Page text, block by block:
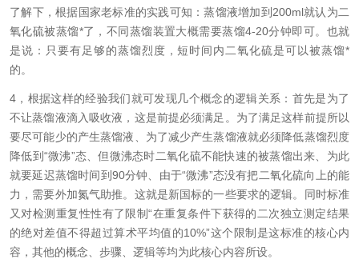
了解下，根据国家老标准的实践可知：蒸馏液增加到 200ml就认为二
氧化硫被蒸馏*了，不同蒸馏装置大概需要蒸馏4-20分钟即可。也就
是说：只要有足够的蒸馏烈度，短时间内二氧化硫是可以被蒸馏*
的。
4 ，根据这样的经验我们就可发现几个概念的逻辑关系：首先是为了
不让蒸馏液滴入吸收液，这是前提必须满足。为了满足这样前提所以
要尽可能少的产生蒸馏液、为了减少产生蒸馏液就必须降低蒸馏烈度
降低到“微沸”态、但微沸态时二氧化硫不能快速的被蒸馏出来、为此
就要延迟蒸馏时间到 90分钟、由于“微沸”态没有把二氧化硫向上的能
力，需要外加氮气助推。这就是新国标的一些要求的逻辑。同时标准
又对检测重复性性有了限制“在重复条件下获得的二次独立测定结果
的绝对差值不得超过算术平均值的10%”这个限制是这标准的核心内
容，其他的概念、步骤、逻辑等均为此核心内容所设。